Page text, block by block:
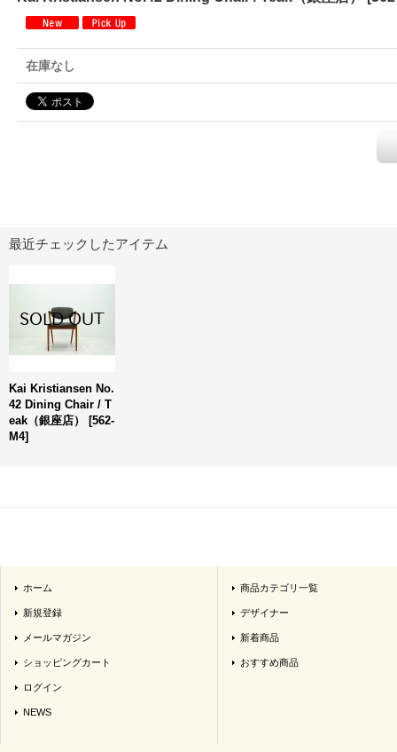
在庫なし
最近チェックしたアイテム
Kai Kristiansen No.
42 Dining Chair / T
eak（銀座店）
[562-
M4]
ホーム
新規登録
メールマガジン
ショッピングカート
ログイン
NEWS
商品カテゴリ一覧
デザイナー
新着商品
おすすめ商品